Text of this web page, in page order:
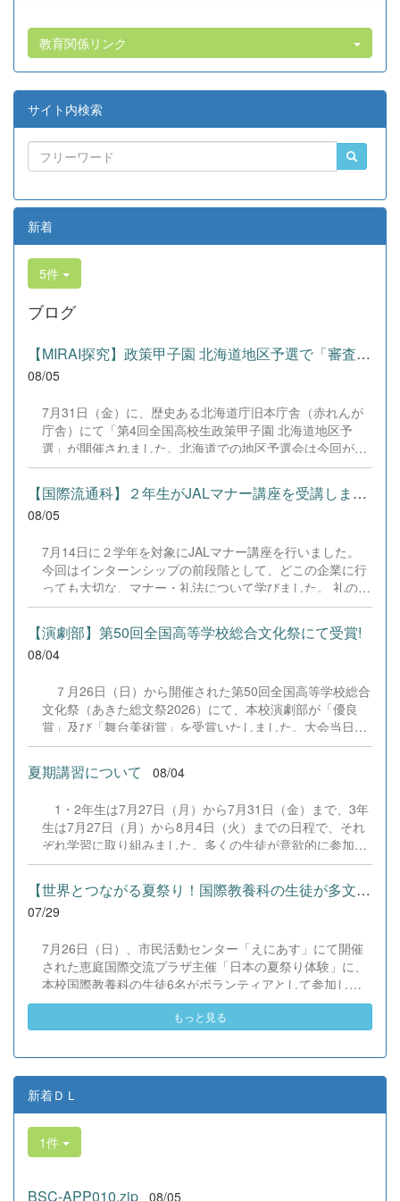
教育関係リンク
サイト内検索
新着
5件
ブログ
【MIRAI探究】政策甲子園 北海道地区予選で「審査員特別賞」を受賞！
08/05
7月31日（金）に、歴史ある北海道庁旧本庁舎（赤れんが
庁舎）にて「第4回全国高校生政策甲子園 北海道地区予
選」が開催されました。北海道での地区予選会は今回が初
開催となります。 本校からは、3年生4名によるチーム「｜
学年主任｜」が出場しました。3年生という勝負の時期に
あたり、受験勉強や学校祭の準備など非常に多忙な日々の
中、全員で時間を作り出し、徹底的なリサーチと準備を重
破し、本校チームは「設定テーマ部門」と「自由テーマ部
門」の両方で登壇・発表を行いました。 &nbsp; ■ 発表テ
ーマと結果 設定テーマ部門 『若者キャリア試就制度「早
期離職を解消する人材開発型社会政策」―辞める前に試せ
る社会へ―』 &rArr; 惜しくも表彰外となりましたが、若者
のキャリア形成に正面から向き合った鋭い視点と提案が高
く評価されました。 自由テーマ部門 『共同養育による子
ターンな時間投資型経済政策」』 &rArr; 独自の切り口と緻
密な論理構成が認められ、見事に「審査員特別賞」を受賞
いたしました！ &nbsp; 当日は審査員や観客を前に、物
怖...
【国際流通科】２年生がJALマナー講座を受講しました。
08/05
7月14日に２学年を対象にJALマナー講座を行いました。
今回はインターンシップの前段階として、どこの企業に行
っても大切な、マナー・礼法について学びました。 礼の仕
方、作法、話し方など、基本からしっかりとJALスカイ札
幌様の協力のもと、授業をしていただきました。 9月のイ
ンターンシップに向けて準備中です。 &nbsp;
【演劇部】第50回全国高等学校総合文化祭にて受賞!
08/04
７月26日（日）から開催された第50回全国高等学校総合
文化祭（あきた総文祭2026）にて、本校演劇部が「優良
賞」及び「舞台美術賞」を受賞いたしました。大会当日
は、本校の部員たちもこれまで積み重ねてきた練習の成果
を存分に発揮し、堂々と舞台に立ちました。緊張感のある
全国の舞台において、一人一人が役割を果たし、心を込め
の全国大会出場にあたり、多大なるご支援・ご協力をいた
だきました企業の皆様、ならびに心温まるご寄付や温かい
ご声援を寄せてくださった地域の皆様方に、心より感謝申
し上げます。皆様からの温かいご支援が部員たちの大きな
励みとなり、全国の舞台で最高のパフォーマンスと演技を
届けることができました。今回の経験を糧に、さらに表現
力に磨きをかけ、今後も活動してまいります。引き続き、
本校演劇部への変わらぬご声援をよろしくお願いいたしま
す。 &nbsp;
夏期講習について 08/04
1・2年生は7月27日（月）から7月31日（金）まで、3年
生は7月27日（月）から8月4日（火）までの日程で、それ
ぞれ学習に取り組みました。多くの生徒が意欲的に参加
し、これまでの学習内容の復習や発展的な内容、受験に向
けた学習などに真剣に取り組む姿が見られました。夏期講
習で身に付けた学習習慣や知識を、今後の学校生活や学習
に生かし、一人一人がさらなる成長につなげてくれること
【世界とつながる夏祭り！国際教養科の生徒が多文化共生ボランテ...
07/29
7月26日（日）、市民活動センター「えにあす」にて開催
された恵庭国際交流プラザ主催「日本の夏祭り体験」に、
本校国際教養科の生徒6名がボランティアとして参加しま
した！ 会場にはウクライナ、ネパール、アフガニスタンな
ど多国籍な参加者が集まり、ヨーヨー釣りや綿あめ、盆踊
を生かして頼もしく場を仕切る3年生など、生徒たちは言
葉や国境を超えて笑顔で交流を深めました。 主催者の方か
らは、「国籍や年齢を問わず笑顔で寄り添い、自分で考え
についている」と、賞賛の声をいただきました！ 教室の中
だけでなく、地域や世界という広いフィールドで本領を発
揮する教養科生たち。多文化共生社会を引っ張る頼もしい
もっと見る
新着ＤＬ
1件
BSC-APP010.zip 08/05